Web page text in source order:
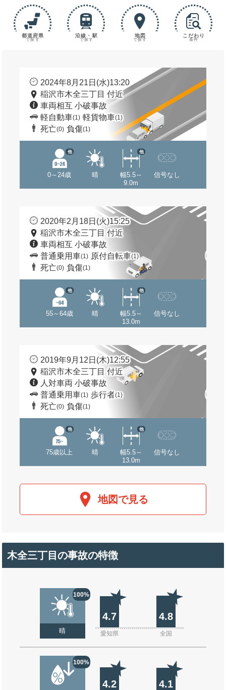
都道府県
で探す
沿線・駅
で探す
地図
で探す
こだわり
条件
2024年8月21日(水)13:20
稲沢市木全三丁目 付近
車両相互 小破事故
軽自動車(1) 軽貨物車(1)
死亡(0) 負傷(1)
0～24歳
他
晴
幅5.5～
9.0m
他
信号なし
2020年2月18日(火)15:25
稲沢市木全三丁目 付近
車両相互 小破事故
普通乗用車(1) 原付自転車(1)
死亡(0) 負傷(1)
55～64歳
他
晴
幅5.5～
13.0m
他
信号なし
2019年9月12日(木)12:55
稲沢市木全三丁目 付近
人対車両 小破事故
普通乗用車(1) 歩行者(1)
死亡(0) 負傷(1)
75歳以上
他
晴
幅5.5～
13.0m
他
信号なし
地図で見る
木全三丁目の事故の特徴
100%
晴
4.7 4.8
愛知県 全国
100%
4.2 4.1